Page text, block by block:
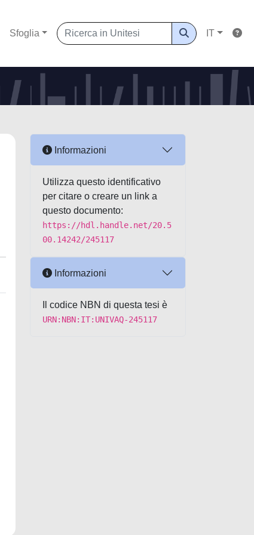
Sfoglia IT
Informazioni
Utilizza questo identificativo
per citare o creare un link a
questo documento:
https://hdl.handle.net/20.5
00.14242/245117
Informazioni
Il codice NBN di questa tesi è
URN:NBN:IT:UNIVAQ-245117